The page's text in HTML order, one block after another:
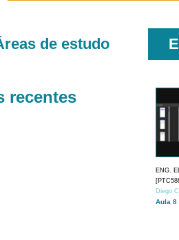
de estudo
recentes
ENG.
Diego
Aula 8